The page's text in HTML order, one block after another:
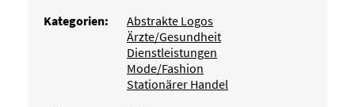
Kategorien:
Abstrakte Logos
Ärzte/Gesundheit
Dienstleistungen
Mode/Fashion
Stationärer Handel